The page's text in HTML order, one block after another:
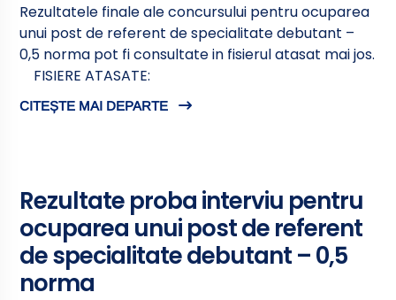
Rezultatele finale ale concursului pentru ocuparea
unui post de referent de specialitate debutant –
0,5 norma pot fi consultate in fisierul atasat mai jos.
FISIERE ATASATE:
CITEȘTE MAI DEPARTE
Rezultate proba interviu pentru
ocuparea unui post de referent
de specialitate debutant – 0,5
norma